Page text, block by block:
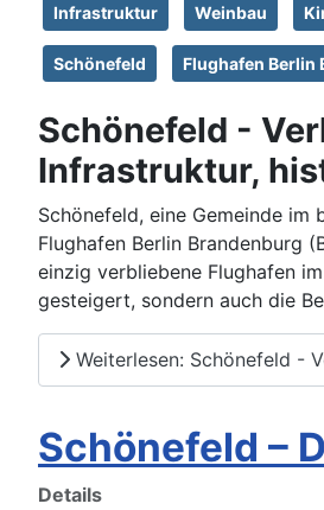
Infrastruktur Weinbau
Schönefeld Flughafen Berlin
Schönefeld -
Infrastruktur,
Schönefeld, eine Gemeinde
Flughafen Berlin Brandenburg
einzig verbliebene Flughafen
gesteigert, sondern auch die
Weiterlesen: Schönefeld -
Schönefeld –
Details